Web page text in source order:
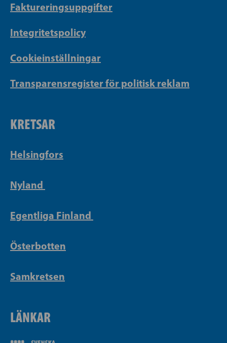
Faktureringsuppgifter
Integritetspolicy
Cookieinställningar
Transparensregister för politisk reklam
KRETSAR
Helsingfors
Nyland
Egentliga Finland
Österbotten
Samkretsen
LÄNKAR